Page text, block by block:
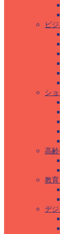
ビ
シ
高
教
デ